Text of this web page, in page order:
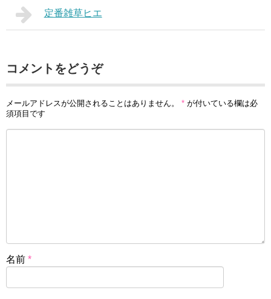
定番雑草ヒエ
コメントをどうぞ
メールアドレスが公開されることはありません。 * が付いている欄は必
須項目です
名前 *